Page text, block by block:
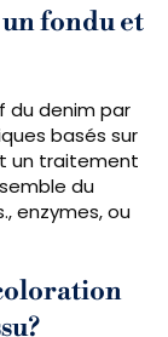
fondu et
du denim par
basés sur
un traitement
du
enzymes, ou